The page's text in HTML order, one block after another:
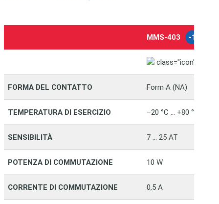
MMS-403 -1
class="icon"
FORMA DEL CONTATTO Form A (NA)
TEMPERATURA DI ESERCIZIO –20 °C … +80 °C
SENSIBILITÀ 7 … 25 AT
POTENZA DI COMMUTAZIONE 10 W
CORRENTE DI COMMUTAZIONE 0,5 A